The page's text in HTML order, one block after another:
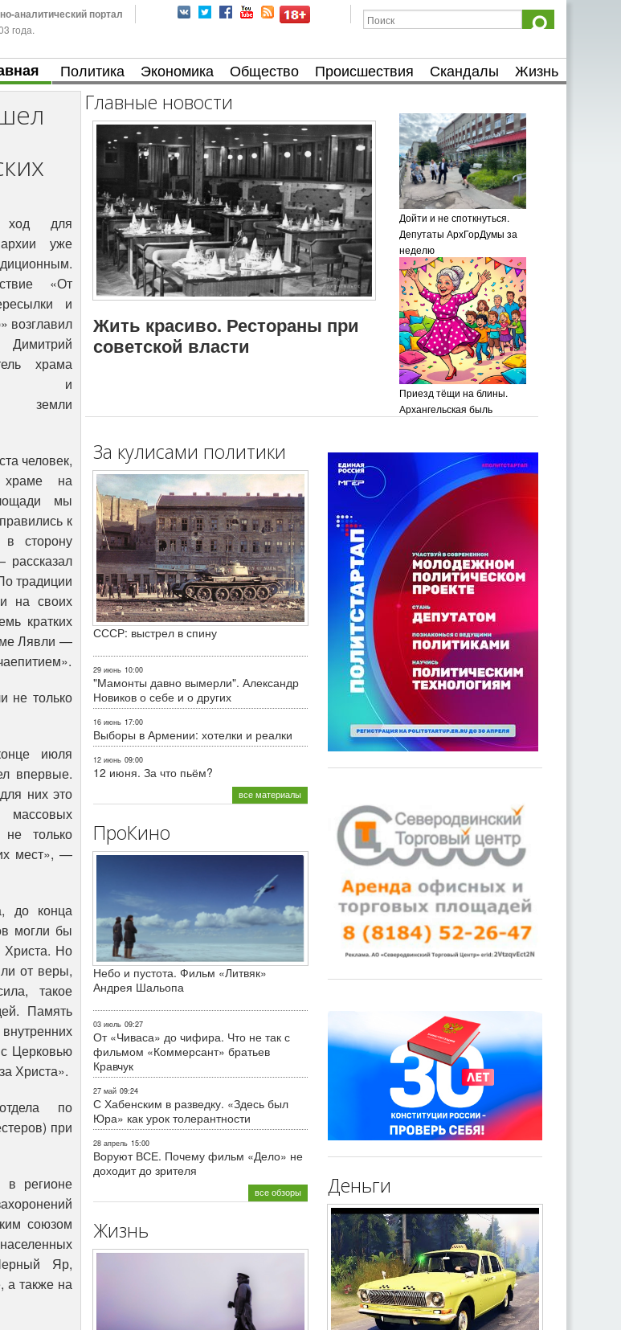
аналитический портал
года.
Политика Экономика Общество Происшествия Скандалы Жизнь
ход для
уже
«От
и
храма
и
земли
человек,
на
мы
к
сторону
традиции
на своих
кратких
Лявли —
не только
июля
впервые.
них это
массовых
не только
мест», —
до конца
могли бы
Христа. Но
от веры,
такое
Память
Церковью
Христа».
по
при
в регионе
союзом
Яр,
а также на
Главные новости
Жить красиво. Рестораны при
советской власти
Дойти и не споткнуться.
Депутаты АрхГорДумы за
неделю
Приезд тёщи на блины.
Архангельская быль
За кулисами политики
СССР: выстрел в спину
29 июнь 10:00
"Мамонты давно вымерли". Александр
Новиков о себе и о других
16 июнь 17:00
Выборы в Армении: хотелки и реалки
12 июнь 09:00
12 июня. За что пьём?
все материалы
ПроКино
Небо и пустота. Фильм «Литвяк»
Андрея Шальопа
03 июль 09:27
От «Чиваса» до чифира. Что не так с
фильмом «Коммерсант» братьев
Кравчук
27 май 09:24
С Хабенским в разведку. «Здесь был
Юра» как урок толерантности
28 апрель 15:00
Воруют ВСЕ. Почему фильм «Дело» не
доходит до зрителя
все обзоры
Жизнь
Деньги